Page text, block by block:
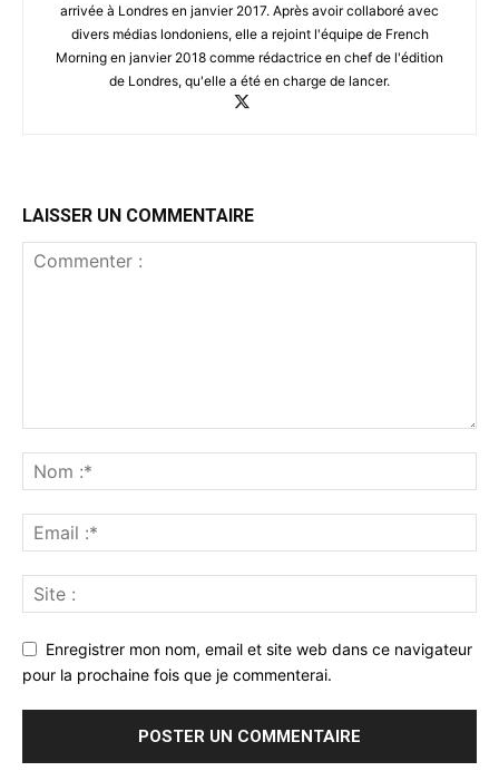
arrivée à Londres en janvier 2017. Après avoir collaboré avec
divers médias londoniens, elle a rejoint l'équipe de French
Morning en janvier 2018 comme rédactrice en chef de l'édition
de Londres, qu'elle a été en charge de lancer.
LAISSER UN COMMENTAIRE
Enregistrer mon nom, email et site web dans ce navigateur
pour la prochaine fois que je commenterai.